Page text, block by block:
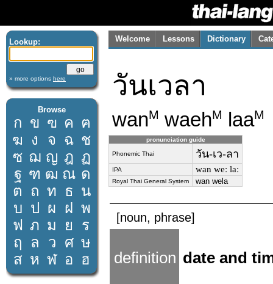
Lookup:
» more options here
Browse
ก ข ฃ ค ฅ
ฆ ง จ ฉ ช
ซ ฌ ญ ฎ ฏ
ฐ ฑ ฒ ณ ด
ต ถ ท ธ น
บ ป ผ ฝ พ
ฟ ภ ม ย
ร
ฤ
ล ว ศ ษ
ส ห ฬ อ ฮ
Welcome Lessons Dictionary
วันเวลา
wanM waehM laaM
pronunciation guide
Phonemic Thai วัน-เว-ลา
IPA wan weː laː
Royal Thai General System wan wela
[noun, phrase]
definition date and